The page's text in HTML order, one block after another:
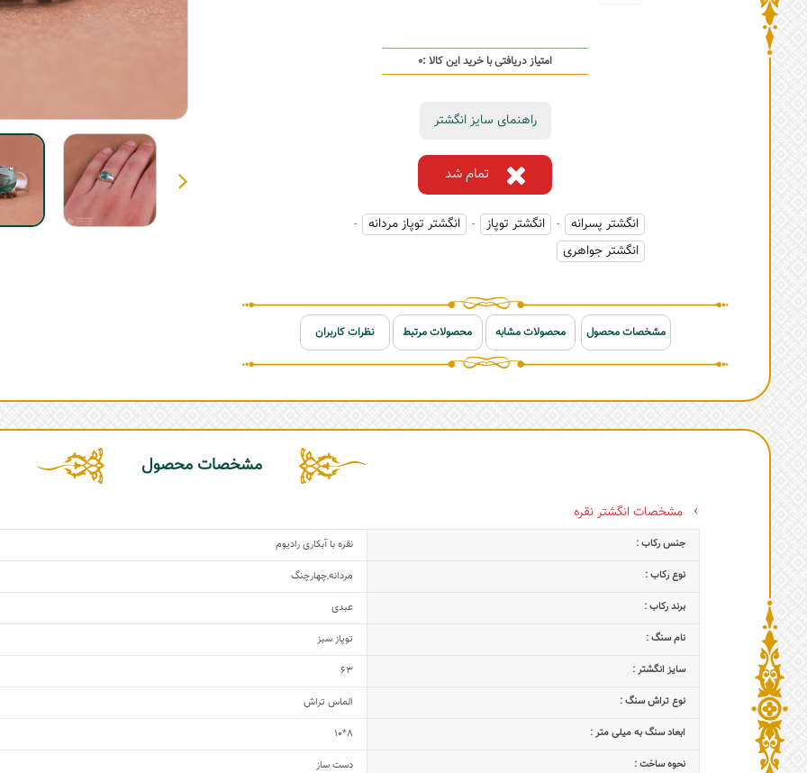
امتیاز دریافتی با خرید این کالا :0
راهنمای سایز انگشتر
تمام شد
انگشتر پسرانه - انگشتر توپاز - انگشتر توپاز مردانه -
انگشتر جواهری
مشخصات محصول محصولات مشابه محصولات مرتبط نظرات کاربران
مشخصات محصول
مشخصات انگشتر نقره
جنس رکاب :
نقره با آبکاری رادیوم
نوع رکاب :
مردانه,چهارچنگ
برند رکاب :
عبدی
نام سنگ :
توپاز سبز
سایز انگشتر :
63
نوع تراش سنگ :
الماس تراش
ابعاد سنگ به میلی متر :
8*10
نحوه ساخت :
دست ساز